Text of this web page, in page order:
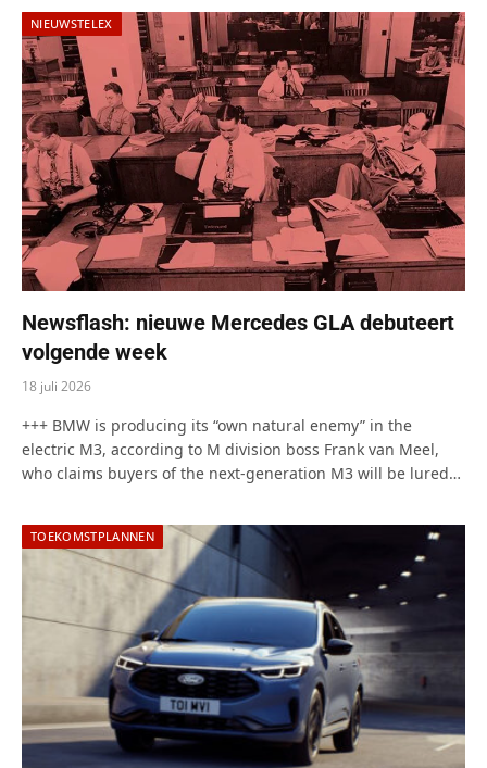
NIEUWSTELEX
Newsflash: nieuwe Mercedes GLA debuteert
volgende week
18 juli 2026
+++ BMW is producing its “own natural enemy” in the
electric M3, according to M division boss Frank van Meel,
who claims buyers of the next-generation M3 will be lured…
TOEKOMSTPLANNEN